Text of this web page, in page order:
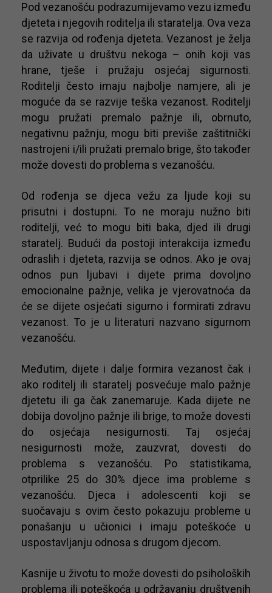
Pod vezanošću podrazumijevamo vezu između
djeteta i njegovih roditelja ili staratelja. Ova veza
se razvija od rođenja djeteta. Vezanost je želja
da uživate u društvu nekoga – onih koji vas
hrane, tješe i pružaju osjećaj sigurnosti.
Roditelji često imaju najbolje namjere, ali je
moguće da se razvije teška vezanost. Roditelji
mogu pružati premalo pažnje ili, obrnuto,
negativnu pažnju, mogu biti previše zaštitnički
nastrojeni i/ili pružati premalo brige, što također
može dovesti do problema s vezanošću.
Od rođenja se djeca vežu za ljude koji su
prisutni i dostupni. To ne moraju nužno biti
roditelji, već to mogu biti baka, djed ili drugi
staratelj. Budući da postoji interakcija između
odraslih i djeteta, razvija se odnos. Ako je ovaj
odnos pun ljubavi i dijete prima dovoljno
emocionalne pažnje, velika je vjerovatnoća da
će se dijete osjećati sigurno i formirati zdravu
vezanost. To je u literaturi nazvano sigurnom
vezanošću.
Međutim, dijete i dalje formira vezanost čak i
ako roditelj ili staratelj posvećuje malo pažnje
djetetu ili ga čak zanemaruje. Kada dijete ne
dobija dovoljno pažnje ili brige, to može dovesti
do osjećaja nesigurnosti. Taj osjećaj
nesigurnosti može, zauzvrat, dovesti do
problema s vezanošću. Po statistikama,
otprilike 25 do 30% djece ima probleme s
vezanošću. Djeca i adolescenti koji se
suočavaju s ovim često pokazuju probleme u
ponašanju u učionici i imaju poteškoće u
uspostavljanju odnosa s drugom djecom.
Kasnije u životu to može dovesti do psiholoških
problema ili poteškoća u održavanju društvenih